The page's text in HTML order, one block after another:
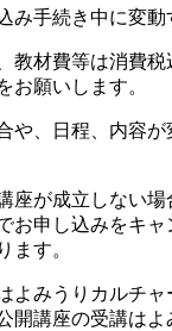
み手続き中に変動
教材費等は消費税
お願いします。
や、日程、内容が
座が成立しない場
お申し込みをキャ
ます。
よみうりカルチャ
開講座の受講はよ